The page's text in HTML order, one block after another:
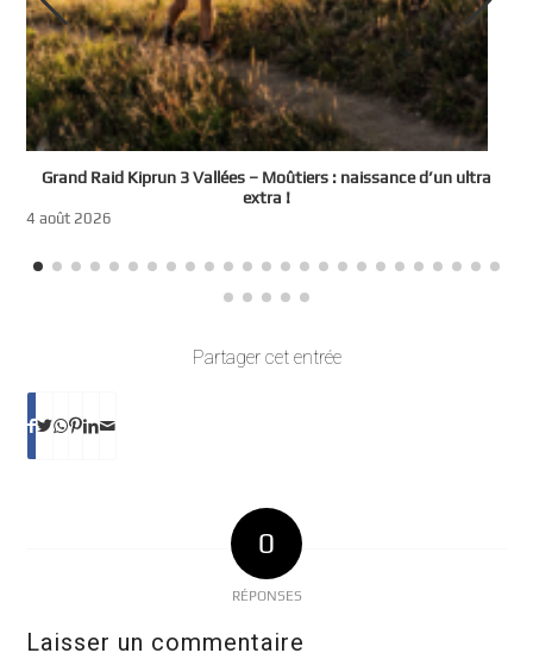
Grand Raid Kiprun 3 Vallées – Moûtiers : naissance d’un ultra
extra !
4 août 2026
Partager cet entrée
0
RÉPONSES
Laisser un commentaire